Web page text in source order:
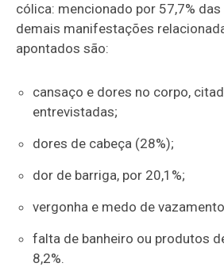
cólica: mencionado por 57,7%
demais manifestações
apontados são:
cansaço e dores no corpo,
entrevistadas;
dores de cabeça (28%);
dor de barriga, por 20,1%;
vergonha e medo de
falta de banheiro ou produtos
8,2%.